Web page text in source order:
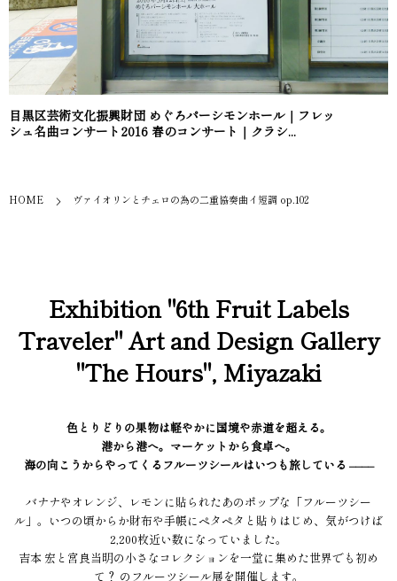
目黒区芸術文化振興財団 めぐろパーシモンホール｜フレッ
シュ名曲コンサート2016 春のコンサート｜クラシ...
HOME ヴァイオリンとチェロの為の二重協奏曲イ短調 op.102
Exhibition "6th Fruit Labels
Traveler" Art and Design Gallery
"The Hours", Miyazaki
色とりどりの果物は軽やかに国境や赤道を超える。
港から港へ。マーケットから食卓へ。
海の向こうからやってくるフルーツシールはいつも旅している ––––
バナナやオレンジ、レモンに貼られたあのポップな「フルーツシー
ル」。いつの頃からか財布や手帳にペタペタと貼りはじめ、気がつけば
2,200枚近い数になっていました。
吉本 宏と宮良当明の小さなコレクションを一堂に集めた世界でも初め
て？ のフルーツシール展を開催します。